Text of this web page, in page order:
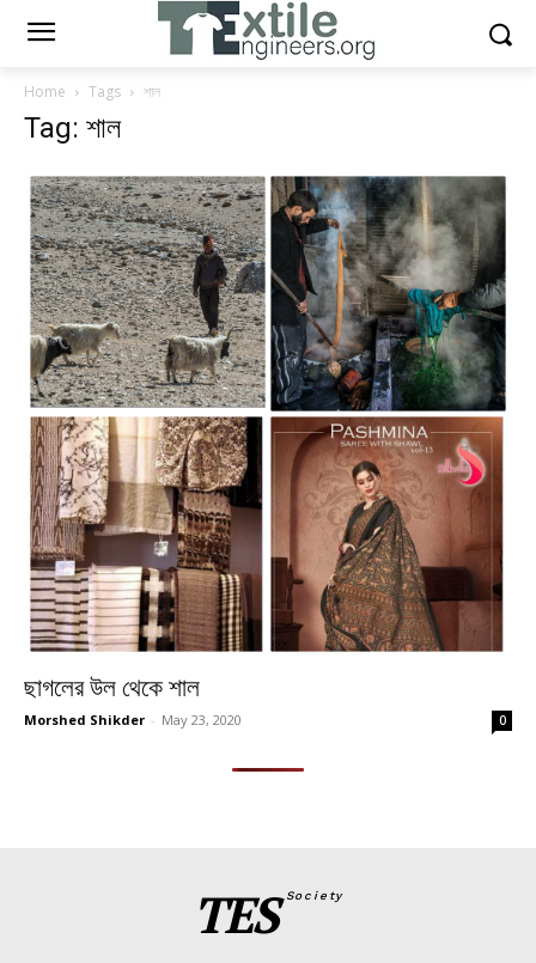
Home Tags শাল
Tag: শাল
ছাগলের উল থেকে শাল
Morshed Shikder - May 23, 2020 0
TES Society